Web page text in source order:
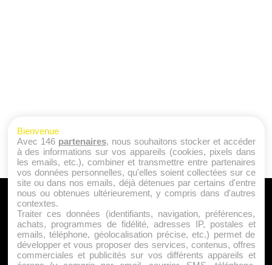
A PROPOS
Qui sommes nous ?
Mentions Légales
Publicité
Bienvenue
Avec 146 partenaires, nous souhaitons stocker et accéder
à des informations sur vos appareils (cookies, pixels dans
les emails, etc.), combiner et transmettre entre partenaires
vos données personnelles, qu'elles soient collectées sur ce
site ou dans nos emails, déjà détenues par certains d'entre
nous ou obtenues ultérieurement, y compris dans d'autres
contextes.
Traiter ces données (identifiants, navigation, préférences,
achats, programmes de fidélité, adresses IP, postales et
emails, téléphone, géolocalisation précise, etc.) permet de
développer et vous proposer des services, contenus, offres
commerciales et publicités sur vos différents appareils et